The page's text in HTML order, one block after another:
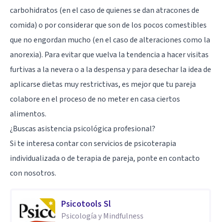
carbohidratos (en el caso de quienes se dan atracones de
comida) o por considerar que son de los pocos comestibles
que no engordan mucho (en el caso de alteraciones como la
anorexia). Para evitar que vuelva la tendencia a hacer visitas
furtivas a la nevera o a la despensa y para desechar la idea de
aplicarse dietas muy restrictivas, es mejor que tu pareja
colabore en el proceso de no meter en casa ciertos
alimentos.
¿Buscas asistencia psicológica profesional?
Si te interesa contar con servicios de psicoterapia
individualizada o de terapia de pareja, ponte en contacto
con nosotros.
Psicotools Sl
Psicología y Mindfulness